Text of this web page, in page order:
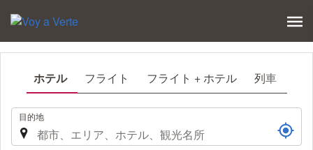
ホテル フライト フライト + ホテル 列車
. 目的地